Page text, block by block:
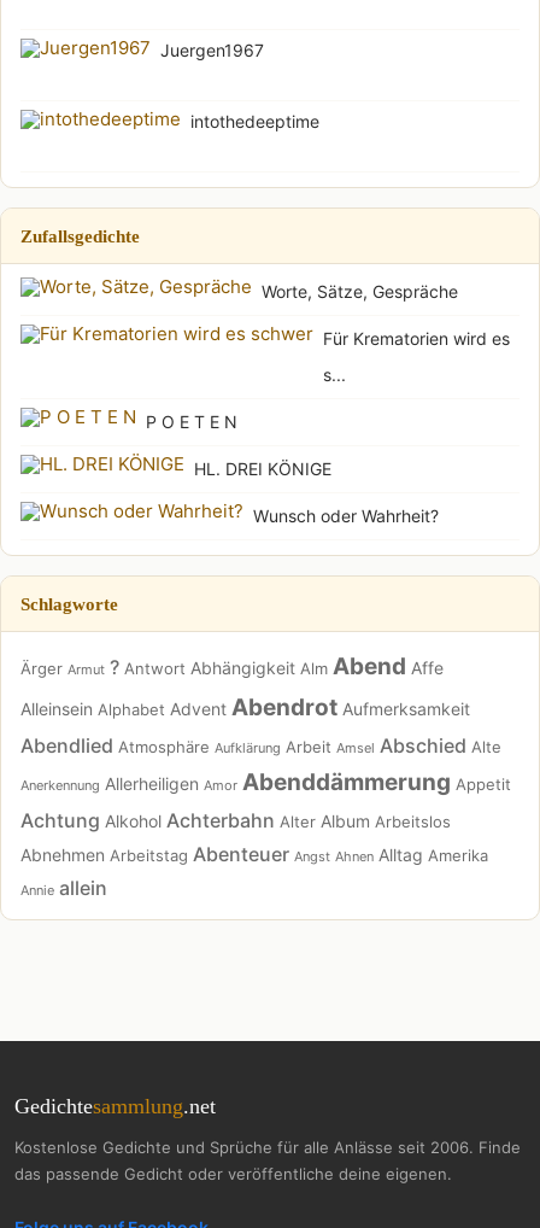
Juergen1967
intothedeeptime
Zufallsgedichte
Worte, Sätze, Gespräche
Für Krematorien wird es
s...
P O E T E N
HL. DREI KÖNIGE
Wunsch oder Wahrheit?
Schlagworte
Ärger Armut ? Antwort Abhängigkeit Alm Abend Affe
Alleinsein Alphabet Advent Abendrot Aufmerksamkeit
Abendlied Atmosphäre Aufklärung Arbeit Amsel Abschied Alte
Anerkennung Allerheiligen Amor Abenddämmerung Appetit
Achtung Alkohol Achterbahn Alter Album Arbeitslos
Abnehmen Arbeitstag Abenteuer Angst Ahnen Alltag Amerika
Annie allein
Gedichtesammlung.net
Kostenlose Gedichte und Sprüche für alle Anlässe seit 2006. Finde
das passende Gedicht oder veröffentliche deine eigenen.